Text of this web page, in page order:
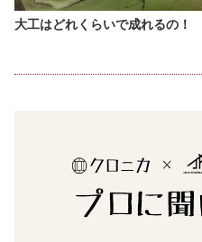
大工はどれくらいで成れるの！